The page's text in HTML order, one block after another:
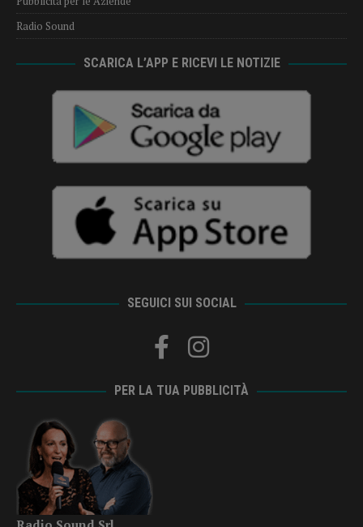
Radio Sound
SCARICA L’APP E RICEVI LE NOTIZIE
SEGUICI SUI SOCIAL
PER LA TUA PUBBLICITÀ